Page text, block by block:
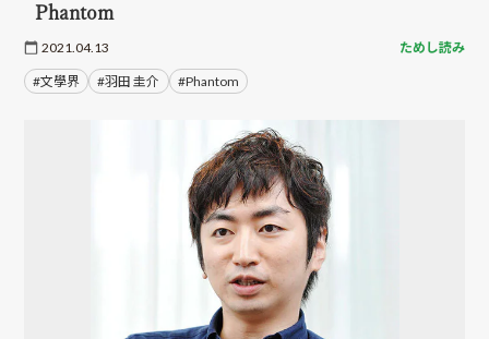
Phantom
2021.04.13 ためし読み
#文學界 #羽田 圭介 #Phantom